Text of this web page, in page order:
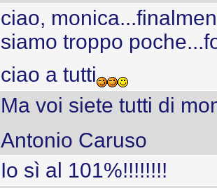
ciao,
siamo troppo
ciao a tutti
Ma voi siete tutti di
Antonio Caruso
Io sì al 101%!!!!!!!!